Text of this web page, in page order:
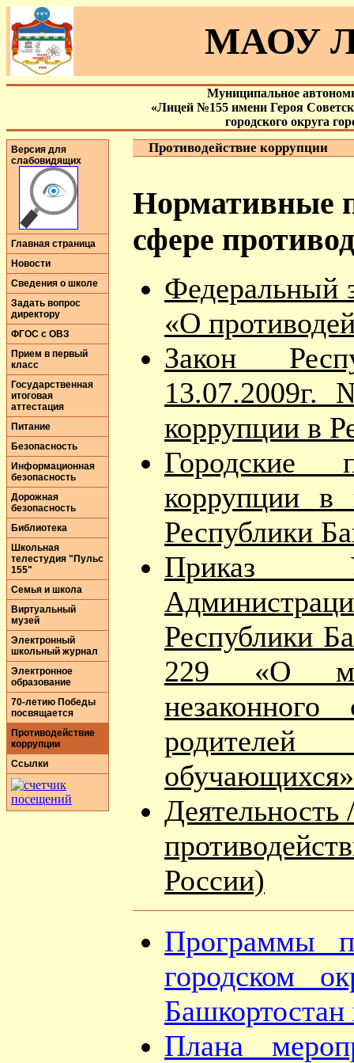
МАОУ
Муниципальное
«Лицей №155 имени Героя
городского округа
Версия для
слабовидящих
Главная страница
Новости
Сведения о школе
Задать вопрос
директору
ФГОС с ОВЗ
Прием в первый
класс
Государственная
итоговая
аттестация
Питание
Безопасность
Информационная
безопасность
Дорожная
безопасность
Библиотека
Школьная
телестудия "Пульс
155"
Семья и школа
Виртуальный
музей
Электронный
школьный журнал
Электронное
образование
70-летию Победы
посвящается
Противодействие
коррупции
Ссылки
Противодействие коррупции
Нормативные
сфере
Федеральный
«О
Закон
13.07.2009г.
коррупции в
Городские
коррупции в
Республики
Приказ
Республики
229 «О
родителей
обучающихся»
России)
Программы
городском
Плана